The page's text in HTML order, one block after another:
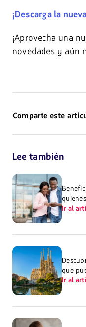
¡Descarga la
¡Aprovecha una
novedades y aún
Comparte este
Lee también
Ir al
que
Ir al